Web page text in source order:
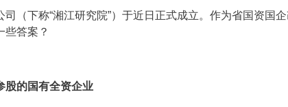
（下称“湘江研究院”）于近日正式成立。作为省国资国
些答案？
股的国有全资企业